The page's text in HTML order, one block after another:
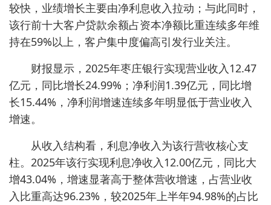
较快，业绩增长主要由净利息收入拉动；与此同时，
该行前十大客户贷款余额占资本净额比重连续多年维
持在59%以上，客户集中度偏高引发行业关注。
财报显示，2025年枣庄银行实现营业收入12.47
亿元，同比增长24.99%；净利润1.39亿元，同比增
长15.44%，净利润增速连续多年明显低于营业收入
增速。
从收入结构看，利息净收入为该行营收核心支
柱。2025年该行实现利息净收入12.00亿元，同比大
增43.04%，增速显著高于整体营收增速，占营业收
入比重高达96.23%，较2025年上半年94.98%的占比